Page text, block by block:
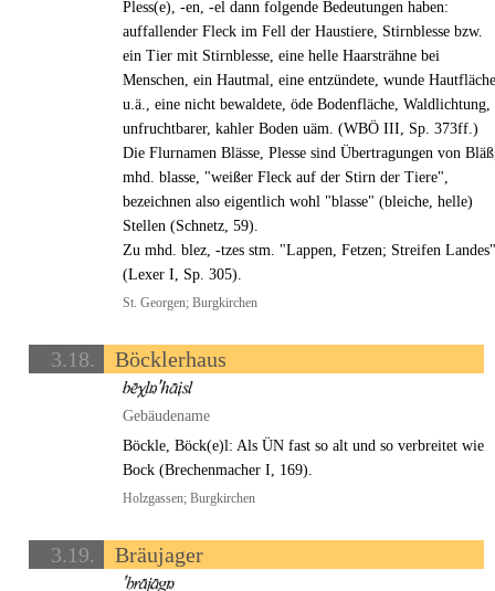
Pless(e), -en, -el dann folgende Bedeutungen haben:
auffallender Fleck im Fell der Haustiere, Stirnblesse bzw.
ein Tier mit Stirnblesse, eine helle Haarsträhne bei
Menschen, ein Hautmal, eine entzündete, wunde
u.ä., eine nicht bewaldete, öde Bodenfläche, Waldlichtung,
unfruchtbarer, kahler Boden uäm. (WBÖ III, Sp. 373ff.)
Die Flurnamen Blässe, Plesse sind Übertragungen von
mhd. blasse, "weißer Fleck auf der Stirn der Tiere",
bezeichnen also eigentlich wohl "blasse" (bleiche, helle)
Stellen (Schnetz, 59).
Zu mhd. blez, -tzes stm. "Lappen, Fetzen; Streifen
(Lexer I, Sp. 305).
St. Georgen; Burgkirchen
3.18. Böcklerhaus
Gebäudename
Böckle, Böck(e)l: Als ÜN fast so alt und so verbreitet wie
Bock (Brechenmacher I, 169).
Holzgassen; Burgkirchen
3.19. Bräujager